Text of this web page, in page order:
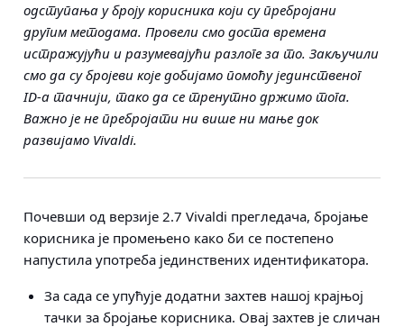
одступања у броју корисника који су пребројани
другим методама. Провели смо доста времена
истражујући и разумевајући разлоге за то. Закључили
смо да су бројеви које добијамо помоћу јединственог
ID-а тачнији, тако да се тренутно држимо тога.
Важно је не пребројати ни више ни мање док
развијамо Vivaldi.
Почевши од верзије 2.7 Vivaldi прегледача, бројање
корисника је промењено како би се постепено
напустила употреба јединствених идентификатора.
За сада се упућује додатни захтев нашој крајњој
тачки за бројање корисника. Овај захтев је сличан